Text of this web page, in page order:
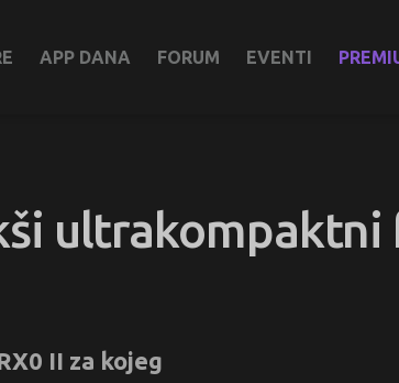
APP DANA FORUM EVENTI
II za kojeg